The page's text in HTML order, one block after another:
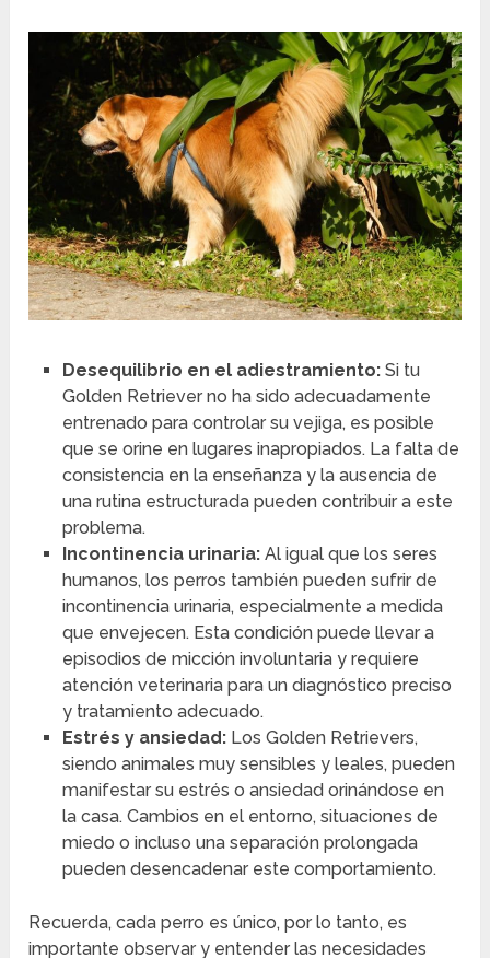
Desequilibrio en el adiestramiento:Si tu
Golden Retriever no ha sido adecuadamente
entrenado para controlar su vejiga, es posible
que se orine en lugares inapropiados. La falta de
consistencia en la enseñanza y la ausencia de
una rutina estructurada pueden contribuir a este
problema.
Incontinencia urinaria:Al igual que los seres
humanos, los perros también pueden sufrir de
incontinencia urinaria, especialmente a medida
que envejecen. Esta condición puede llevar a
episodios de micción involuntaria y requiere
atención veterinaria para un diagnóstico preciso
y tratamiento adecuado.
Estrés y ansiedad:Los Golden Retrievers,
siendo animales muy sensibles y leales, pueden
manifestar su estrés o ansiedad orinándose en
la casa. Cambios en el entorno, situaciones de
miedo o incluso una separación prolongada
pueden desencadenar este comportamiento.
Recuerda, cada perro es único, por lo tanto, es
importante observar y entender las necesidades